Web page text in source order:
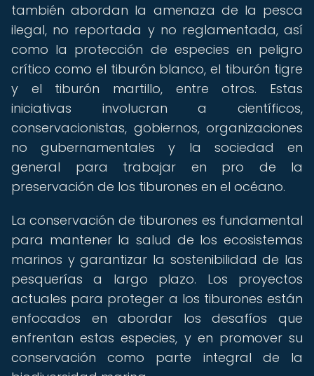
también abordan la amenaza de la pesca
ilegal, no reportada y no reglamentada, así
como la protección de especies en peligro
crítico como el tiburón blanco, el tiburón tigre
y el tiburón martillo, entre otros. Estas
iniciativas involucran a científicos,
conservacionistas, gobiernos, organizaciones
no gubernamentales y la sociedad en
general para trabajar en pro de la
preservación de los tiburones en el océano.
La conservación de tiburones es fundamental
para mantener la salud de los ecosistemas
marinos y garantizar la sostenibilidad de las
pesquerías a largo plazo. Los proyectos
actuales para proteger a los tiburones están
enfocados en abordar los desafíos que
enfrentan estas especies, y en promover su
conservación como parte integral de la